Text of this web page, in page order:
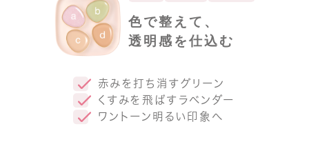
色で整えて、
透明感を仕込む
赤みを打ち消すグリーン
くすみを飛ばすラベンダー
ワントーン明るい印象へ